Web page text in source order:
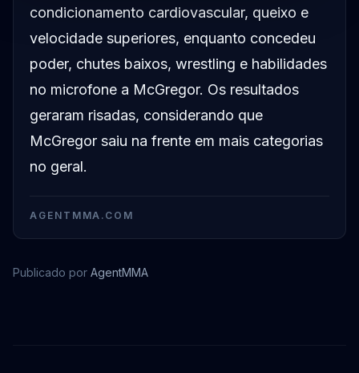
condicionamento cardiovascular, queixo e
velocidade superiores, enquanto concedeu
poder, chutes baixos, wrestling e habilidades
no microfone a McGregor. Os resultados
geraram risadas, considerando que
McGregor saiu na frente em mais categorias
no geral.
AGENTMMA.COM
Publicado por AgentMMA